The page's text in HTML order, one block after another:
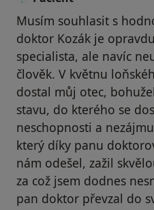
Musím souhlasit s
doktor Kozák je
specialista, ale navíc
člověk. V květnu
dostal můj otec,
stavu, do kterého se
neschopnosti a
který díky panu
nám odešel, zažil
za což jsem dodnes
pan doktor převzal do